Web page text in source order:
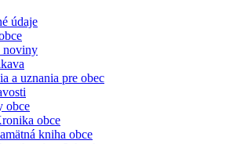
údaje
noviny
a uznania pre obec
obce
obce
kniha obce